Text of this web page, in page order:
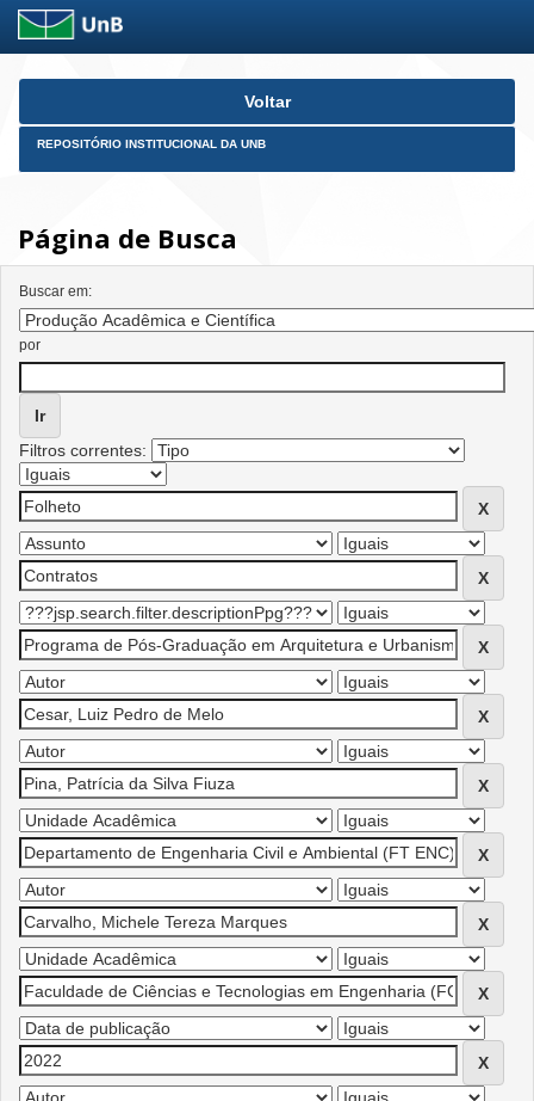
Skip
Voltar
REPOSITÓRIO INSTITUCIONAL DA UNB
Página de Busca
Buscar em:
por
Filtros correntes: